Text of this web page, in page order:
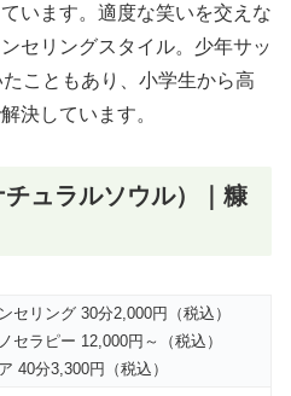
います。適度な笑いを交えな
セリングスタイル。少年サッ
こともあり、小学生から高
決しています。
ュラルソウル）｜糠
セリング 30分2,000円（税込）
セラピー 12,000円～（税込）
40分3,300円（税込）